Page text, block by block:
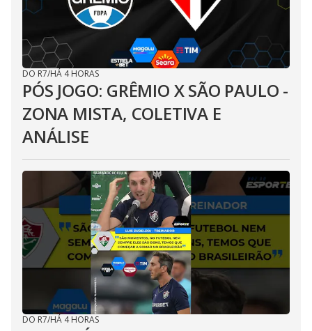
DO R7/HÁ 4 HORAS
PÓS JOGO: GRÊMIO X SÃO PAULO -
ZONA MISTA, COLETIVA E
ANÁLISE
DO R7/HÁ 4 HORAS